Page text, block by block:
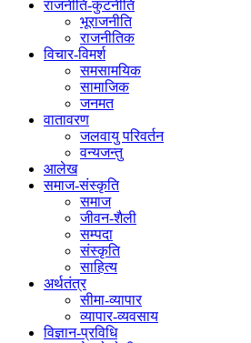
राजनीति-कुटनीति
भूराजनीति
राजनीतिक
विचार-विमर्श
समसामयिक
सामाजिक
जनमत
वातावरण
जलवायु परिवर्तन
वन्यजन्तु
आलेख
समाज-संस्कृति
समाज
जीवन-शैली
सम्पदा
संस्कृति
साहित्य
अर्थतंत्र
सीमा-व्यापार
व्यापार-व्यवसाय
विज्ञान-प्रविधि